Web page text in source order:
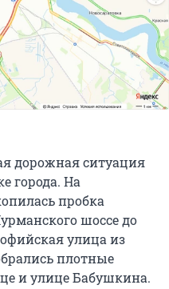
дорожная ситуация
города. На
пробка
шоссе до
улица из
плотные
и улице Бабушкина.